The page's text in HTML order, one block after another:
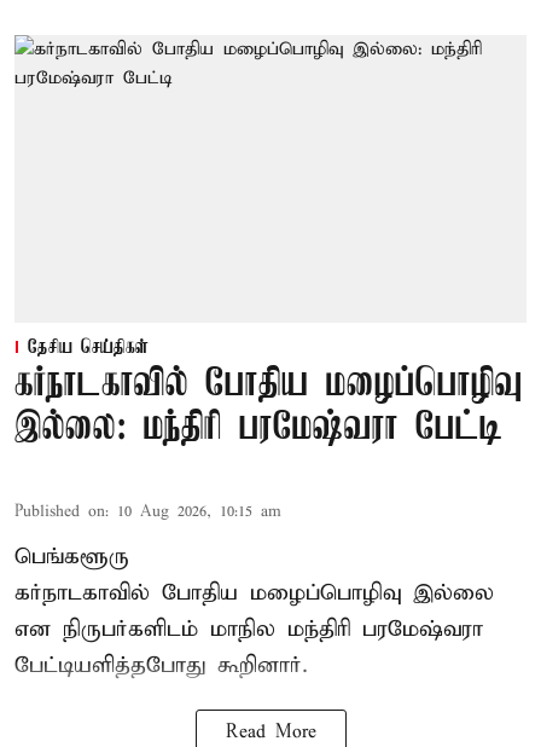
தேசிய செய்திகள்
கர்நாடகாவில் போதிய மழைப்பொழிவு
இல்லை: மந்திரி பரமேஷ்வரா பேட்டி
Published on: 10 Aug 2026, 10:15 am
பெங்களூரு
கர்நாடகாவில் போதிய மழைப்பொழிவு இல்லை
என நிருபர்களிடம் மாநில மந்திரி பரமேஷ்வரா
பேட்டியளித்தபோது கூறினார்.
Read More